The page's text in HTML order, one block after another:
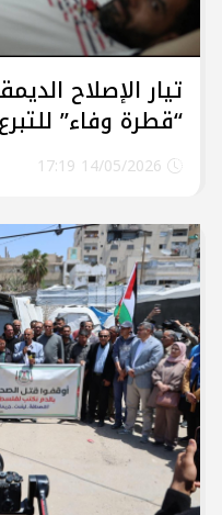
تيار الإصلاح
“قطرة وفاء”
الحرب على غزة
المعمداني